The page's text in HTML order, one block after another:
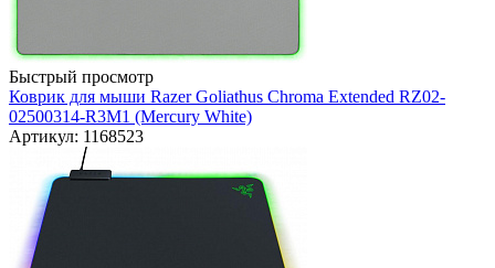
Быстрый просмотр
Коврик для мыши Razer Goliathus Chroma Extended RZ02-
02500314-R3M1 (Mercury White)
Артикул: 1168523